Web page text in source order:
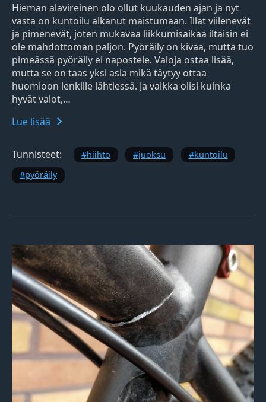
Hieman alavireinen olo ollut kuukauden ajan ja nyt
vasta on kuntoilu alkanut maistumaan. Illat viilenevät
ja pimenevät, joten mukavaa liikkumisaikaa iltaisin ei
ole mahdottoman paljon. Pyöräily on kivaa, mutta tuo
pimeässä pyöräily ei napostele. Valoja ostaa lisää,
mutta se on taas yksi asia mikä täytyy ottaa
huomioon lenkille lähtiessä. Ja vaikka olisi kuinka
hyvät valot,…
Lue lisää
Tunnisteet: hiihto juoksu
kuntoilu
pyöräily